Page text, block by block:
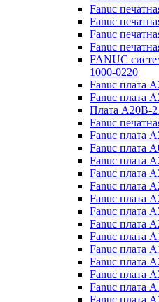
Fanuc
Fanuc
Fanuc
Fanuc
FANUC
1000-0220
Fanuc плата
Fanuc плата
Плата A20B-
Fanuc
Fanuc плата
Fanuc плата
Fanuc плата
Fanuc плата
Fanuc плата
Fanuc плата
Fanuc плата
Fanuc плата
Fanuc плата
Fanuc плата
Fanuc плата
Fanuc плата
Fanuc плата
Fanuc плата